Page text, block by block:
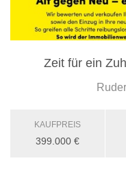
Zeit für ein
KAUFPREIS
399.000 €